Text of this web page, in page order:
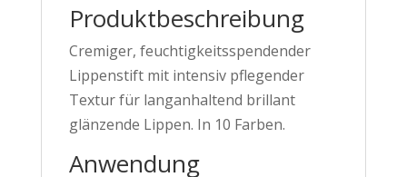
Produktbeschreibung
Cremiger, feuchtigkeitsspendender
Lippenstift mit intensiv pflegender
Textur für langanhaltend brillant
glänzende Lippen. In 10 Farben.
Anwendung